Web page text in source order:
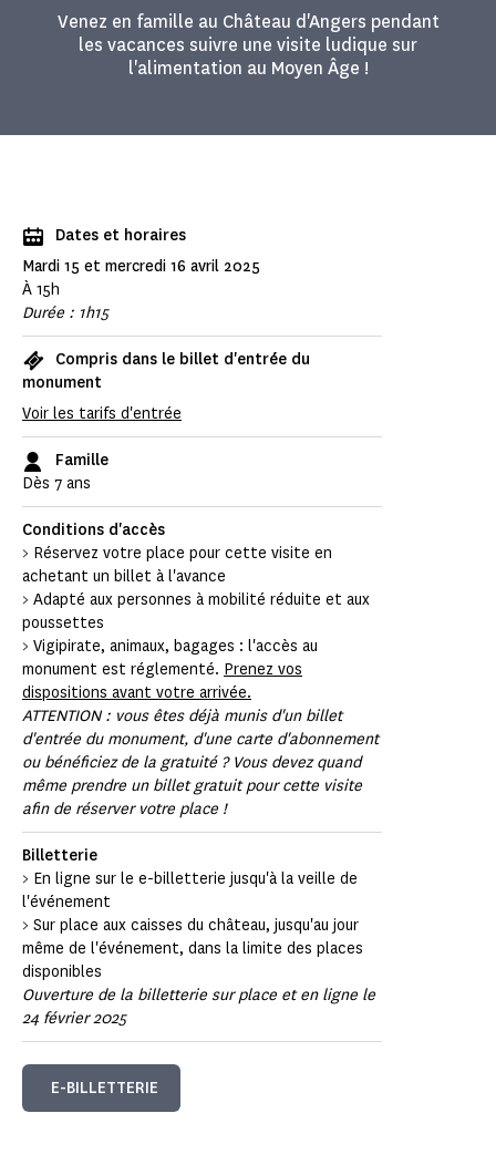
Venez en famille au Château d'Angers pendant
les vacances suivre une visite ludique sur
l'alimentation au Moyen Âge !
Dates et horaires
Mardi 15 et mercredi 16 avril 2025
À 15h
Durée : 1h15
Compris dans le billet d'entrée du
monument
Voir les tarifs d'entrée
Famille
Dès 7 ans
Conditions d'accès
> Réservez votre place pour cette visite en
achetant un billet à l'avance
> Adapté aux personnes à mobilité réduite et aux
poussettes
> Vigipirate, animaux, bagages : l'accès au
monument est réglementé. Prenez vos
dispositions avant votre arrivée.
ATTENTION : vous êtes déjà munis d'un billet
d'entrée du monument, d'une carte d'abonnement
ou bénéficiez de la gratuité ? Vous devez quand
même prendre un billet gratuit pour cette visite
afin de réserver votre place !
Billetterie
> En ligne sur le e-billetterie jusqu'à la veille de
l'événement
> Sur place aux caisses du château, jusqu'au jour
même de l'événement, dans la limite des places
disponibles
Ouverture de la billetterie sur place et en ligne le
24 février 2025
E-BILLETTERIE